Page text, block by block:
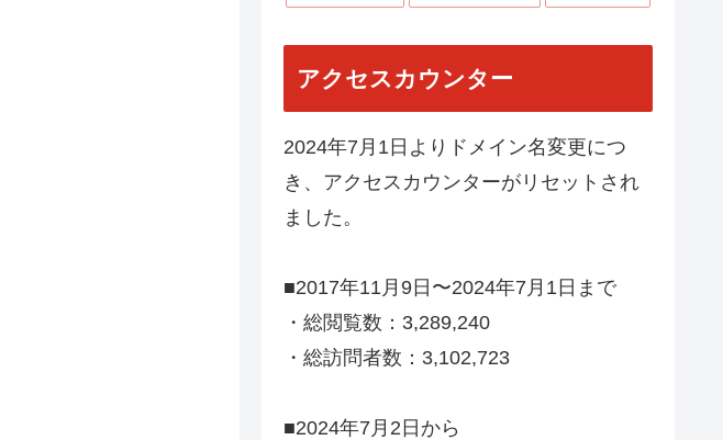
アクセスカウンター
2024年7月1日よりドメイン名変更につ
き、アクセスカウンターがリセットされ
ました。
■2017年11月9日〜2024年7月1日まで
・総閲覧数：3,289,240
・総訪問者数：3,102,723
■2024年7月2日から